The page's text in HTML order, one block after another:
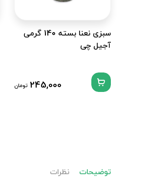
سبزی نعنا بسته 140 گرمی
آجیل چی
245,000 تومان
توضیحات نظرات